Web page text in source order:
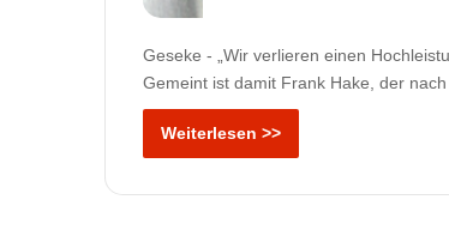
Geseke - „Wir verlieren einen
Gemeint ist damit Frank Hake, der
Weiterlesen >>